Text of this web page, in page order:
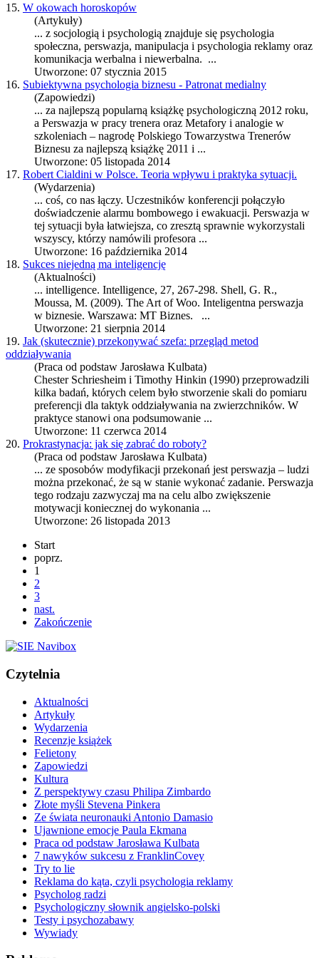
15. W okowach horoskopów
(Artykuły)
... z socjologią i psychologią znajduje się psychologia
społeczna, perswazja, manipulacja i psychologia reklamy oraz
komunikacja werbalna i niewerbalna. ...
Utworzone: 07 stycznia 2015
16. Subiektywna psychologia biznesu - Patronat medialny
(Zapowiedzi)
... za najlepszą popularną książkę psychologiczną 2012 roku,
a Perswazja w pracy trenera oraz Metafory i analogie w
szkoleniach – nagrodę Polskiego Towarzystwa Trenerów
Biznesu za najlepszą książkę 2011 i ...
Utworzone: 05 listopada 2014
17. Robert Cialdini w Polsce. Teoria wpływu i praktyka sytuacji.
(Wydarzenia)
... coś, co nas łączy. Uczestników konferencji połączyło
doświadczenie alarmu bombowego i ewakuacji. Perswazja w
tej sytuacji była łatwiejsza, co zresztą sprawnie wykorzystali
wszyscy, którzy namówili profesora ...
Utworzone: 16 października 2014
18. Sukces niejedną ma inteligencję
(Aktualności)
... intelligence. Intelligence, 27, 267-298. Shell, G. R.,
Moussa, M. (2009). The Art of Woo. Inteligentna perswazja
w biznesie. Warszawa: MT Biznes. ...
Utworzone: 21 sierpnia 2014
19. Jak (skutecznie) przekonywać szefa: przegląd metod
oddziaływania
(Praca od podstaw Jarosława Kulbata)
Chester Schriesheim i Timothy Hinkin (1990) przeprowadzili
kilka badań, których celem było stworzenie skali do pomiaru
preferencji dla taktyk oddziaływania na zwierzchników. W
praktyce stanowi ona podsumowanie ...
Utworzone: 11 czerwca 2014
20. Prokrastynacja: jak się zabrać do roboty?
(Praca od podstaw Jarosława Kulbata)
... ze sposobów modyfikacji przekonań jest perswazja – ludzi
można przekonać, że są w stanie wykonać zadanie. Perswazja
tego rodzaju zazwyczaj ma na celu albo zwiększenie
motywacji koniecznej do wykonania ...
Utworzone: 26 listopada 2013
Start
poprz.
1
2
3
nast.
Zakończenie
Czytelnia
Aktualności
Artykuły
Wydarzenia
Recenzje książek
Felietony
Zapowiedzi
Kultura
Z perspektywy czasu Philipa Zimbardo
Złote myśli Stevena Pinkera
Ze świata neuronauki Antonio Damasio
Ujawnione emocje Paula Ekmana
Praca od podstaw Jarosława Kulbata
7 nawyków sukcesu z FranklinCovey
Try to lie
Reklama do kąta, czyli psychologia reklamy
Psycholog radzi
Psychologiczny słownik angielsko-polski
Testy i psychozabawy
Wywiady